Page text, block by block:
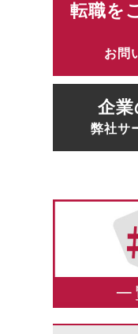
転職を
お問
企
弊社サ